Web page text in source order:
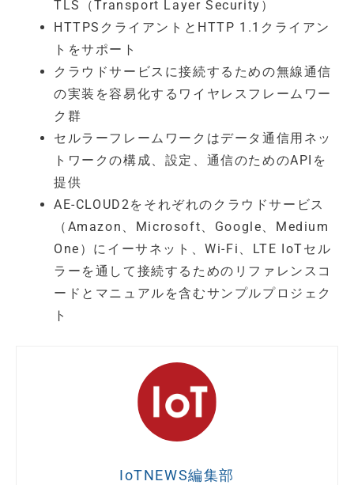
TLS（Transport Layer Security）
HTTPSクライアントとHTTP 1.1クライアン
トをサポート
クラウドサービスに接続するための無線通信
の実装を容易化するワイヤレスフレームワー
ク群
セルラーフレームワークはデータ通信用ネッ
トワークの構成、設定、通信のためのAPIを
提供
AE-CLOUD2をそれぞれのクラウドサービス
（Amazon、Microsoft、Google、Medium
One）にイーサネット、Wi-Fi、LTE IoTセル
ラーを通して接続するためのリファレンスコ
ードとマニュアルを含むサンプルプロジェク
ト
IoTNEWS編集部